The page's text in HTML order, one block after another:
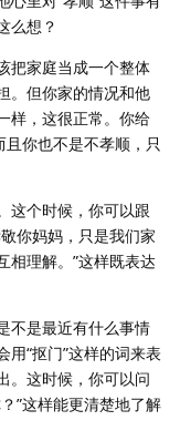
么想？
把家庭当成一个整体
。但你家的情况和他
样，这很正常。你给
你也不是不孝顺，只
这个时候，你可以跟
你妈妈，只是我们家
相理解。”这样既表达
不是最近有什么事情
“抠门”这样的词来表
。这时候，你可以问
”这样能更清楚地了解